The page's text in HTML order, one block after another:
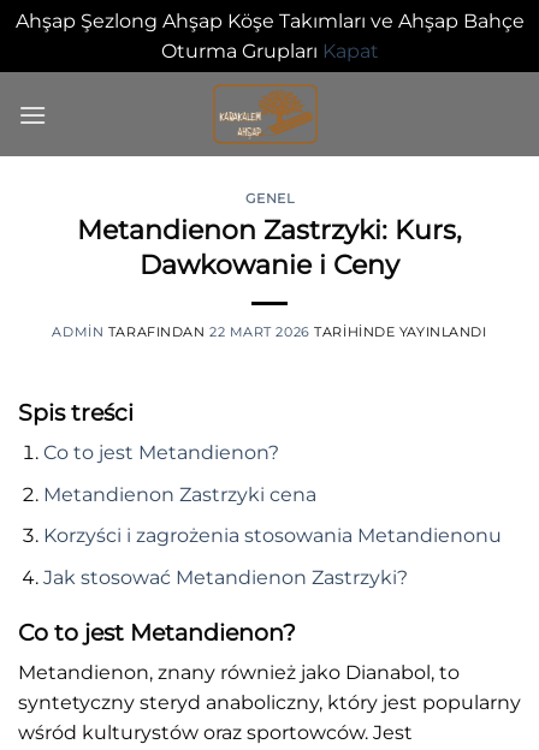
Ahşap Şezlong Ahşap Köşe Takımları ve Ahşap Bahçe
Oturma Grupları Kapat
atla
GENEL
Metandienon Zastrzyki: Kurs,
Dawkowanie i Ceny
ADMIN TARAFINDAN 22 MART 2026 TARIHINDE YAYINLANDI
Spis treści
Co to jest Metandienon?
Metandienon Zastrzyki cena
Korzyści i zagrożenia stosowania Metandienonu
Jak stosować Metandienon Zastrzyki?
Co to jest Metandienon?
Metandienon, znany również jako Dianabol, to
syntetyczny steryd anaboliczny, który jest popularny
wśród kulturystów oraz sportowców. Jest